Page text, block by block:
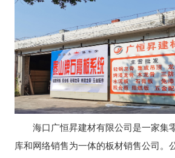
海口广恒昇建材有限公司是一家集
库和网络销售为一体的板材销售公司。